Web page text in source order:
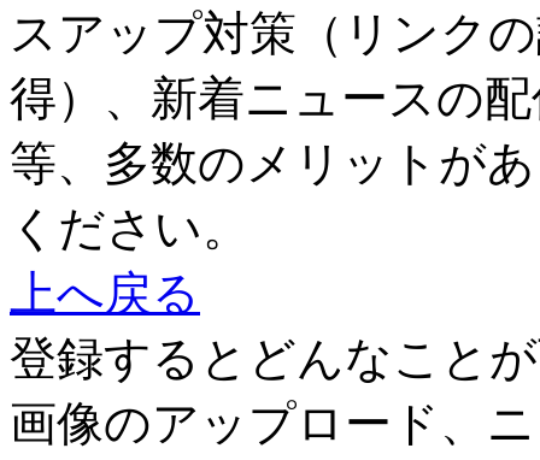
スアップ対策（リンク
得）、新着ニュースの
等、多数のメリットが
ください。
上へ戻る
登録するとどんなこと
画像のアップロード、